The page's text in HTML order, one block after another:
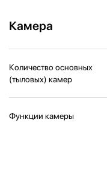
Камера
Количество основных
(тыловых) камер
Функции камеры